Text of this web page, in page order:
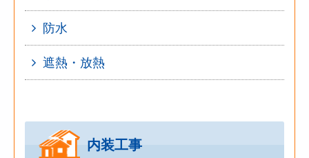
防水
遮熱・放熱
内装工事